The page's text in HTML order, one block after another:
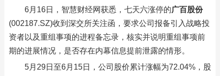
6月16日，智慧财经网获悉，七天六涨停的广百股份
(002187.SZ)收到深交所关注函，要求公司报备引入战略投
资者以及重组事项的进程备忘录，核实并说明重组事项前
期的进展情况，是否存在内幕信息提前泄露的情形。
5月29日至6月15日，公司股价累计涨幅为72.04%，股